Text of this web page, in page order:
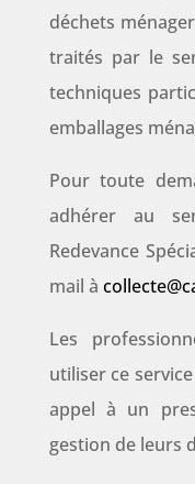
déchets
traités par le
techniques
emballages
Pour toute
adhérer au
Redevance
mail à
Les
utiliser ce
appel à un
gestion de leurs